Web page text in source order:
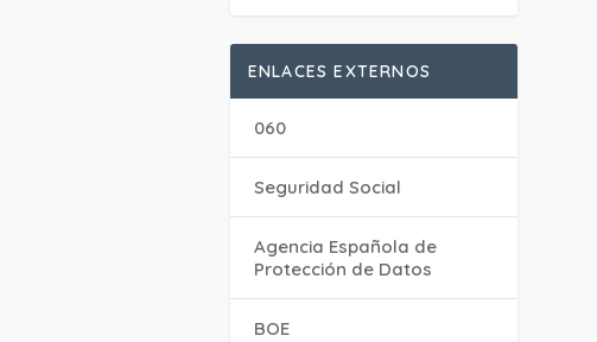
ENLACES EXTERNOS
060
Seguridad Social
Agencia Española de
Protección de Datos
BOE